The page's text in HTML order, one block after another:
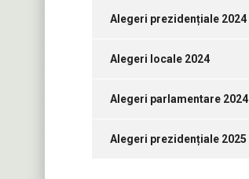
Alegeri prezidențiale 2024
Alegeri locale 2024
Alegeri parlamentare 2024
Alegeri prezidențiale 2025